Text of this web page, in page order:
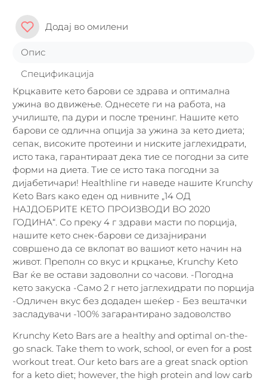
Додај во омилени
Опис
Спецификација
Крцкавите кето барови се здрава и оптимална
ужина во движење. Однесете ги на работа, на
училиште, па дури и после тренинг. Нашите кето
барови се одлична опција за ужина за кето диета;
сепак, високите протеини и ниските јаглехидрати,
исто така, гарантираат дека тие се погодни за сите
форми на диета. Тие се исто така погодни за
дијабетичари! Healthline ги наведе нашите Krunchy
Keto Bars како еден од нивните „14 ОД
НАЈДОБРИТЕ КЕТО ПРОИЗВОДИ ВО 2020
ГОДИНА“. Со преку 4 г здрави масти по порција,
нашите кето снек-барови се дизајнирани
совршено да се вклопат во вашиот кето начин на
живот. Преполн со вкус и крцкање, Krunchy Keto
Bar ќе ве остави задоволни со часови. -Погодна
кето закуска -Само 2 г нето јаглехидрати по порција
-Одличен вкус без додаден шеќер - Без вештачки
засладувачи -100% загарантирано задоволство
Krunchy Keto Bars are a healthy and optimal on-the-
go snack. Take them to work, school, or even for a post
workout treat. Our keto bars are a great snack option
for a keto diet; however, the high protein and low carb